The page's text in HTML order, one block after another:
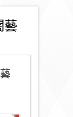
藝